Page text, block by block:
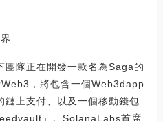
隊正在開發一款名為Saga的
，將包含一個Web3dapp
上支付、以及一個移動錢包
」。SolanaLabs首席